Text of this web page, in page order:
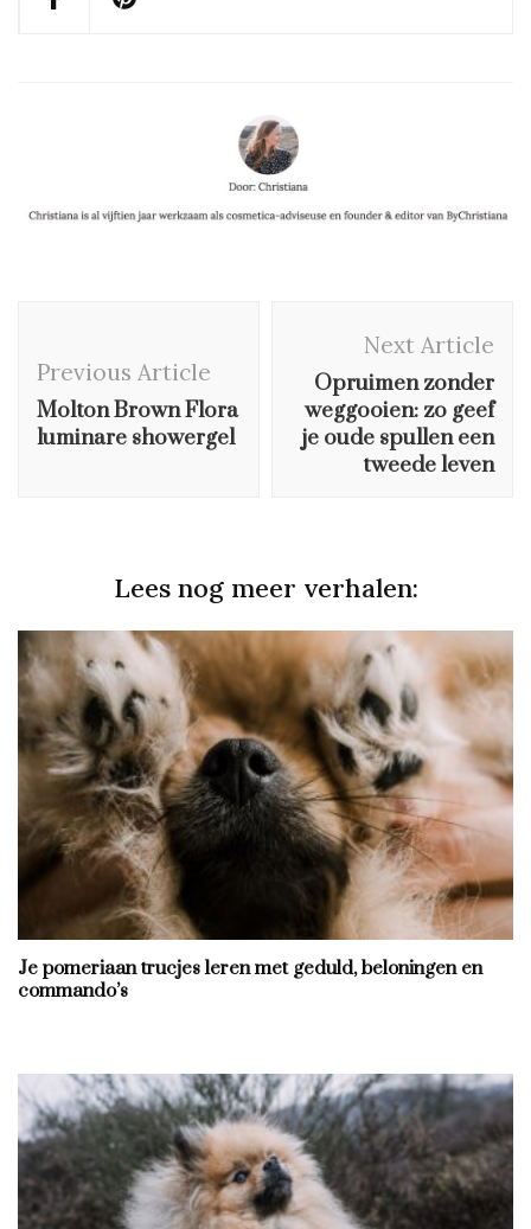
Navigation
Previous Article
Molton Brown Flora
luminare showergel
Next Article
Opruimen zonder
weggooien: zo geef
je oude spullen een
tweede leven
Lees nog meer verhalen:
Je pomeriaan trucjes leren met geduld, beloningen en
commando’s